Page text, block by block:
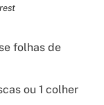
folhas de
ou 1 colher